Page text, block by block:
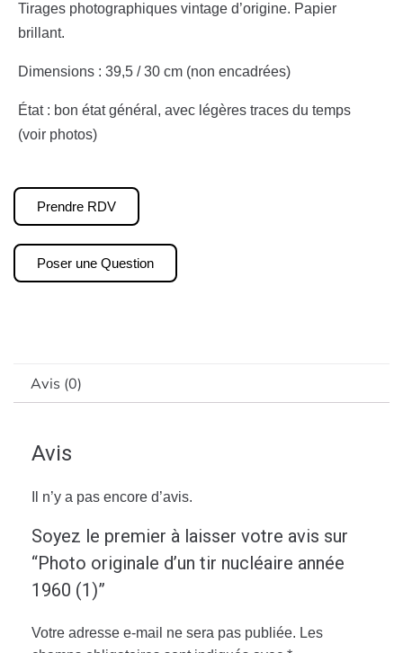
Tirages photographiques vintage d’origine. Papier
brillant.
Dimensions : 39,5 / 30 cm (non encadrées)
État : bon état général, avec légères traces du temps
(voir photos)
Prendre RDV
Poser une Question
Avis (0)
Avis
Il n’y a pas encore d’avis.
Soyez le premier à laisser votre avis sur
“Photo originale d’un tir nucléaire année
1960 (1)”
Votre adresse e-mail ne sera pas publiée. Les